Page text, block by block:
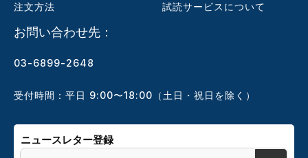
注文方法
試読サービスについて
お問い合わせ先：
03-6899-2648
受付時間：平日 9:00〜18:00（土日・祝日を除く）
ニュースレター登録